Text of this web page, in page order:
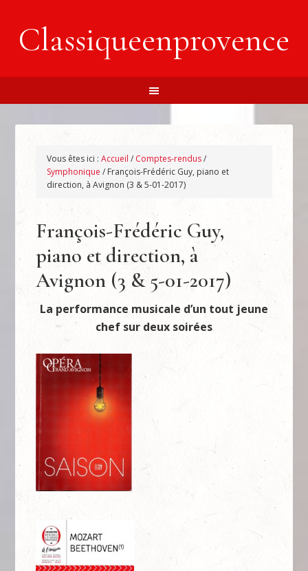
Classiqueenprovence
Vous êtes ici :Accueil / Comptes-rendus/
Symphonique / François-Frédéric Guy, piano et
direction, à Avignon (3 & 5-01-2017)
François-Frédéric Guy,
piano et direction, à
Avignon (3 & 5-01-2017)
La performance musicale d’un tout jeune
chef sur deux soirées